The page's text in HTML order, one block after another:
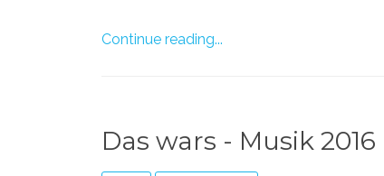
Continue reading...
Das wars - Musik 2016